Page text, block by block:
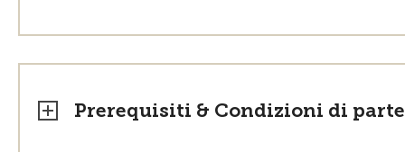
Prerequisiti & Condizioni di